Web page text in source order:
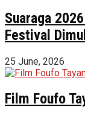
Suaraga
Festival
25 June, 2026
Film Foufo